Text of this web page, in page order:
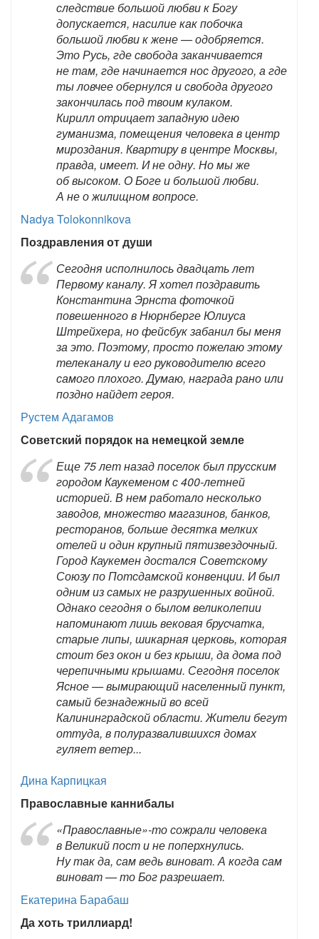
следствие большой любви к Богу
допускается, насилие как побочка
большой любви к жене — одобряется.
Это Русь, где свобода заканчивается
не там, где начинается нос другого, а где
ты ловчее обернулся и свобода другого
закончилась под твоим кулаком.
Кирилл отрицает западную идею
гуманизма, помещения человека в центр
мироздания. Квартиру в центре Москвы,
правда, имеет. И не одну. Но мы же
об высоком. О Боге и большой любви.
А не о жилищном вопросе.
Nadya Tolokonnikova
Поздравления от души
Сегодня исполнилось двадцать лет
Первому каналу. Я хотел поздравить
Константина Эрнста фоточкой
повешенного в Нюрнберге Юлиуса
Штрейхера, но фейсбук забанил бы меня
за это. Поэтому, просто пожелаю этому
телеканалу и его руководителю всего
самого плохого. Думаю, награда рано или
поздно найдет героя.
Рустем Адагамов
Советский порядок на немецкой земле
Еще 75 лет назад поселок был прусским
городом Каукеменом с 400-летней
историей. В нем работало несколько
заводов, множество магазинов, банков,
ресторанов, больше десятка мелких
отелей и один крупный пятизвездочный.
Город Каукемен достался Советскому
Союзу по Потсдамской конвенции. И был
одним из самых не разрушенных войной.
Однако сегодня о былом великолепии
напоминают лишь вековая брусчатка,
старые липы, шикарная церковь, которая
стоит без окон и без крыши, да дома под
черепичными крышами. Сегодня поселок
Ясное — вымирающий населенный пункт,
самый безнадежный во всей
Калининградской области. Жители бегут
оттуда, в полуразвалившихся домах
гуляет ветер...
Дина Карпицкая
Православные каннибалы
«Православные»-то сожрали человека
в Великий пост и не поперхнулись.
Ну так да, сам ведь виноват. А когда сам
виноват — то Бог разрешает.
Екатерина Барабаш
Да хоть триллиард!